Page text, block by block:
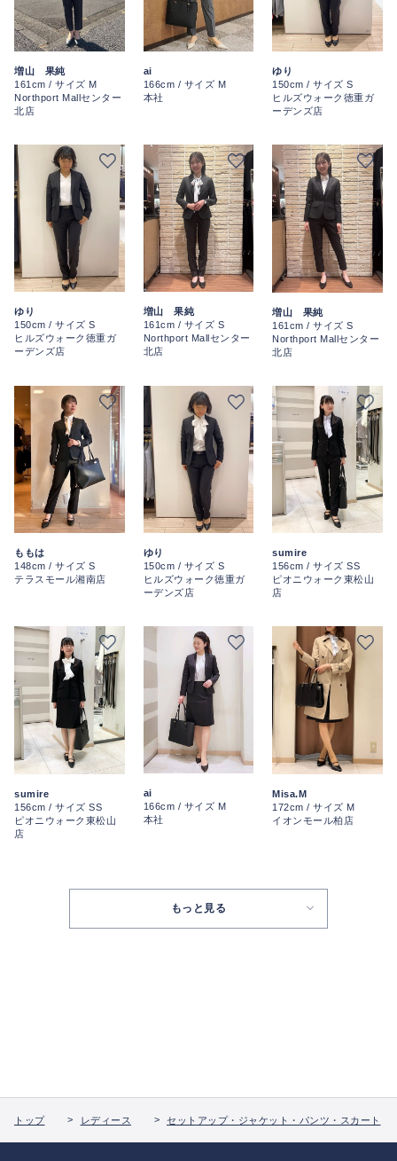
増山 果純
161cm / サイズ M
Northport Mallセンター
北店
ai
166cm / サイズ M
本社
ゆり
150cm / サイズ S
ヒルズウォーク徳重ガ
ーデンズ店
ゆり
150cm / サイズ S
ヒルズウォーク徳重ガ
ーデンズ店
増山 果純
161cm / サイズ S
Northport Mallセンター
北店
増山 果純
161cm / サイズ S
Northport Mallセンター
北店
ももは
148cm / サイズ S
テラスモール湘南店
ゆり
150cm / サイズ S
ヒルズウォーク徳重ガ
ーデンズ店
sumire
156cm / サイズ SS
ピオニウォーク東松山
店
sumire
156cm / サイズ SS
ピオニウォーク東松山
店
ai
166cm / サイズ M
本社
Misa.M
172cm / サイズ M
イオンモール柏店
もっと見る
トップ レディース セットアップ・ジャケット・パンツ・スカート